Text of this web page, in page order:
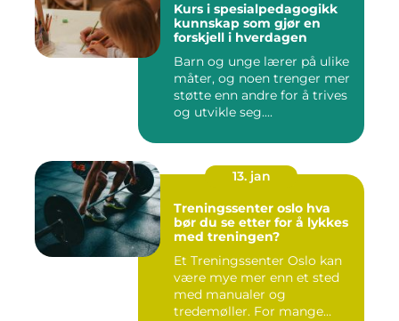
Kurs i spesialpedagogikk
kunnskap som gjør en
forskjell i hverdagen
Barn og unge lærer på ulike
måter, og noen trenger mer
støtte enn andre for å trives
og utvikle seg....
13. jan
Treningssenter oslo hva
bør du se etter for å lykkes
med treningen?
Et Treningssenter Oslo kan
være mye mer enn et sted
med manualer og
tredemøller. For mange